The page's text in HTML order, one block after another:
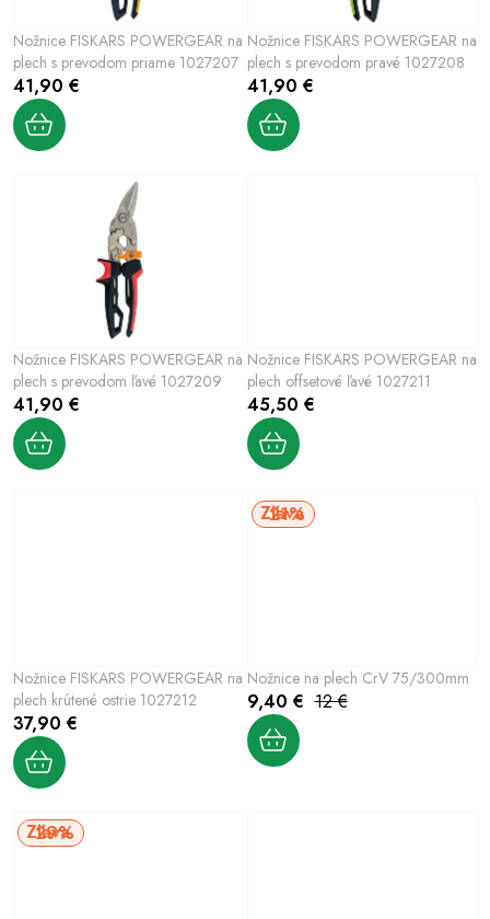
Chovateľské potreby
Nový tovar
Výpredaj
Letná sezóna
World Cleanup Day
Obchodné podmienky
Podmienky ochrany osobných údajov
Vrátenie a reklamácia
Kontaktujte nás Moja objednávka
p
r
o
o
v
r
o
d
u
Nožnice FISKARS POWERGEAR na
plech s prevodom priame 1027207
41,90 €
Nožnice FISKARS POWERGEAR na
plech s prevodom pravé 1027208
41,90 €
Nožnice FISKARS POWERGEAR na
plech s prevodom ľavé 1027209
41,90 €
Nožnice FISKARS POWERGEAR na
plech offsetové ľavé 1027211
45,50 €
Nožnice FISKARS POWERGEAR na
plech krútené ostrie 1027212
37,90 €
Nožnice na plech CrV 75/300mm
21%
9,40 € 12 €
29%